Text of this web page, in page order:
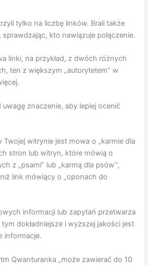
tylko na liczbę linków. Brali także
kto nawiązuje połączenie.
linki, na przykład, z dwóch różnych
ten z większym „autorytetem” w
znaczenie, aby lepiej ocenić
Twojej witrynie jest mowa o „karmie dla
stron lub witryn, które mówią o
z „psami” lub „karmą dla psów”,
link mówiący o „oponach do
informacji lub zapytań przetwarza
dokładniejsze i wyższej jakości jest
informacje.
Qwanturanka „może zawierać do 10